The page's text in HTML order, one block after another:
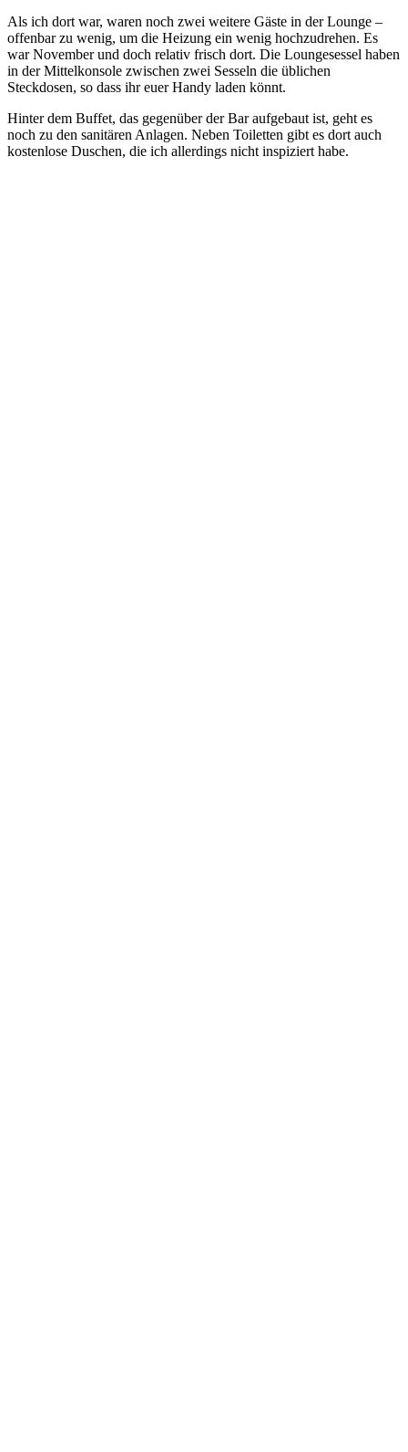
Als ich dort war, waren noch zwei weitere Gäste in der Lounge –
offenbar zu wenig, um die Heizung ein wenig hochzudrehen. Es
war November und doch relativ frisch dort. Die Loungesessel haben
in der Mittelkonsole zwischen zwei Sesseln die üblichen
Steckdosen, so dass ihr euer Handy laden könnt.
Hinter dem Buffet, das gegenüber der Bar aufgebaut ist, geht es
noch zu den sanitären Anlagen. Neben Toiletten gibt es dort auch
kostenlose Duschen, die ich allerdings nicht inspiziert habe.